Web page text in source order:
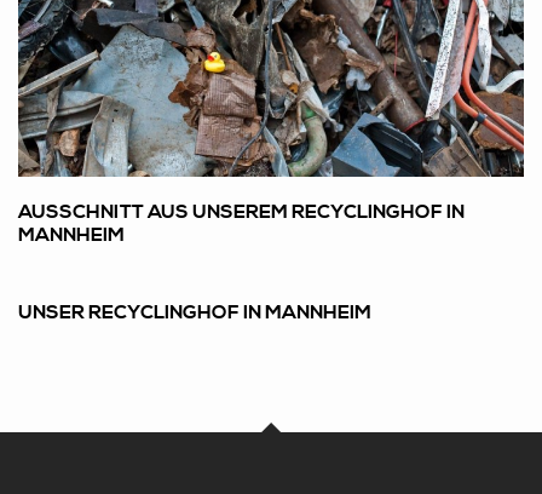
AUSSCHNITT AUS UNSEREM RECYCLINGHOF IN
MANNHEIM
UNSER RECYCLINGHOF IN MANNHEIM